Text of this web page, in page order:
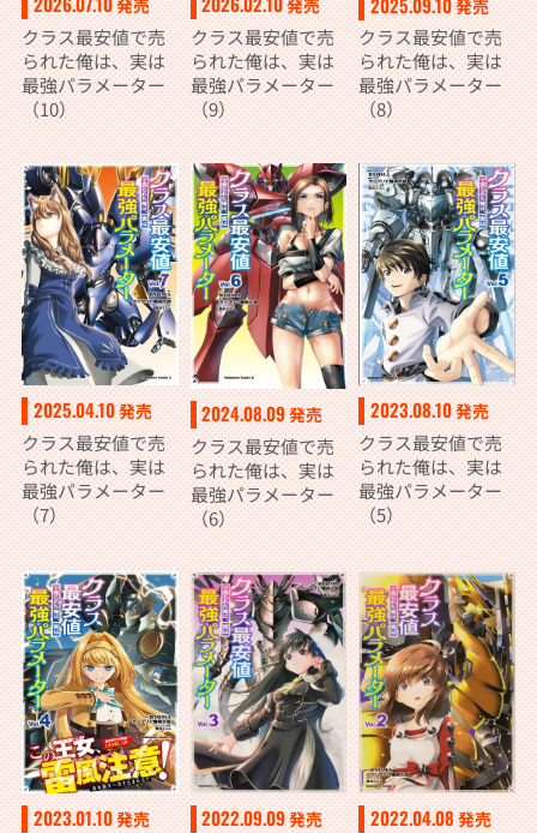
発売
クラス最安値で売
られた俺は、実は
最強パラメーター
（10）
発売
クラス最安値で売
られた俺は、実は
最強パラメーター
（9）
発売
クラス最安値で売
られた俺は、実は
最強パラメーター
（8）
2025.04.10発売
クラス最安値で売
られた俺は、実は
最強パラメーター
（7）
2024.08.09 発売
クラス最安値で売
られた俺は、実は
最強パラメーター
（6）
2023.08.10発売
クラス最安値で売
られた俺は、実は
最強パラメーター
（5）
2023.01.10発売 2022.09.09 発売 2022.04.08 発売